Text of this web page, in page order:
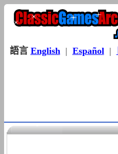
語言 English| Español|